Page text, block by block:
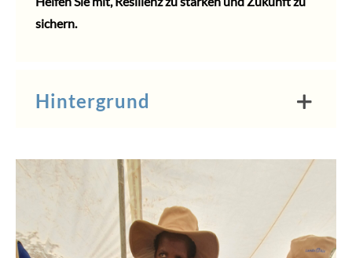
sichern.
Hintergrund